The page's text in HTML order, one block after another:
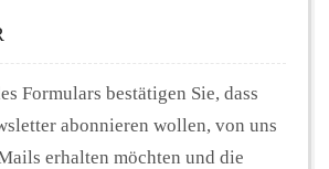
Formulars bestätigen Sie, dass
abonnieren wollen, von uns
erhalten möchten und die